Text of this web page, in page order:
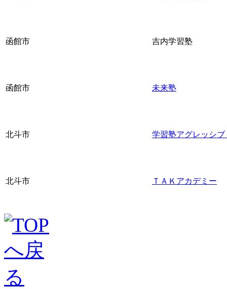
函館市 吉内学習塾
函館市 未来塾
北斗市 学習塾アグレッシ
北斗市 ＴＡＫアカデミー